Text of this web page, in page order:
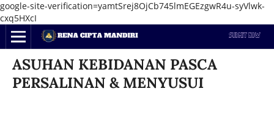
google-site-verification=yamtSrej8OjCb745lmEGEzgwR4u-syVlwk-
cxq5HXcI
ASUHAN KEBIDANAN PASCA
PERSALINAN & MENYUSUI